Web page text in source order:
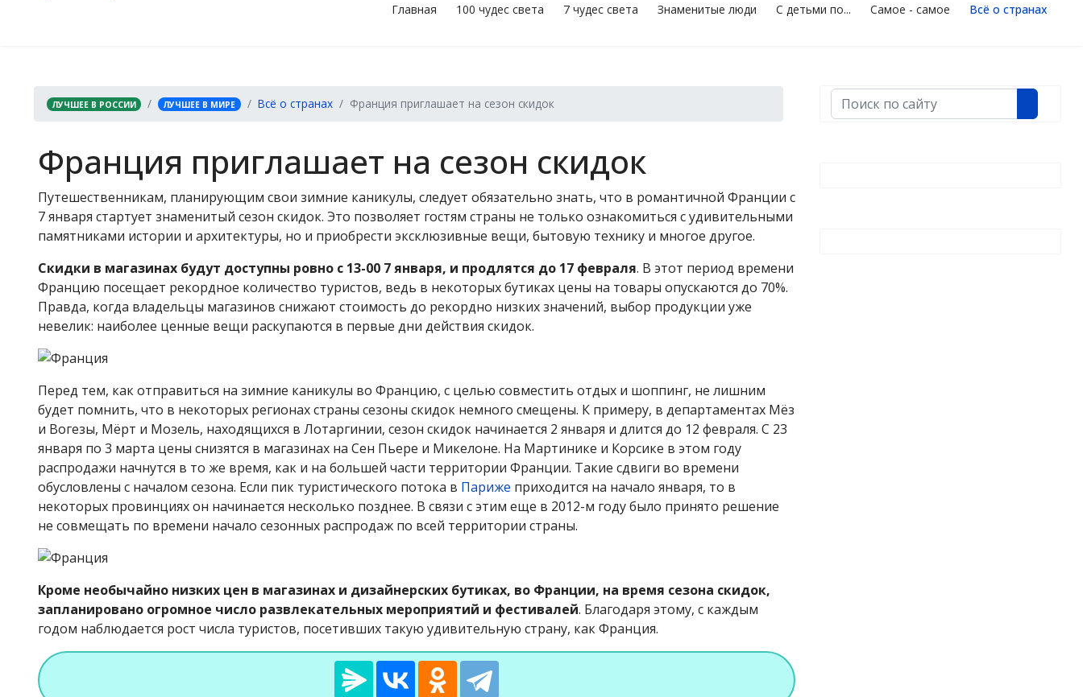
Главная 100 чудес света 7 чудес света Знаменитые люди С детьми по... Самое - самое Всё о странах
ЛУЧШЕЕ В РОССИИ ЛУЧШЕЕ В МИРЕ Всё о странах Франция приглашает на сезон скидок
Франция приглашает на сезон скидок
Путешественникам, планирующим свои зимние каникулы, следует обязательно знать, что в романтичной Франции с
7 января стартует знаменитый сезон скидок. Это позволяет гостям страны не только ознакомиться с удивительными
памятниками истории и архитектуры, но и приобрести эксклюзивные вещи, бытовую технику и многое другое.
Скидки в магазинах будут доступны ровно с 13-00 7 января, и продлятся до 17 февраля. В этот период времени
Францию посещает рекордное количество туристов, ведь в некоторых бутиках цены на товары опускаются до 70%.
Правда, когда владельцы магазинов снижают стоимость до рекордно низких значений, выбор продукции уже
невелик: наиболее ценные вещи раскупаются в первые дни действия скидок.
Перед тем, как отправиться на зимние каникулы во Францию, с целью совместить отдых и шоппинг, не лишним
будет помнить, что в некоторых регионах страны сезоны скидок немного смещены. К примеру, в департаментах Мёз
и Вогезы, Мёрт и Мозель, находящихся в Лотаргинии, сезон скидок начинается 2 января и длится до 12 февраля. С 23
января по 3 марта цены снизятся в магазинах на Сен Пьере и Микелоне. На Мартинике и Корсике в этом году
распродажи начнутся в то же время, как и на большей части территории Франции. Такие сдвиги во времени
обусловлены с началом сезона. Если пик туристического потока в Париже приходится на начало января, то в
некоторых провинциях он начинается несколько позднее. В связи с этим еще в 2012-м году было принято решение
не совмещать по времени начало сезонных распродаж по всей территории страны.
Кроме необычайно низких цен в магазинах и дизайнерских бутиках, во Франции, на время сезона скидок,
запланировано огромное число развлекательных мероприятий и фестивалей. Благодаря этому, с каждым
годом наблюдается рост числа туристов, посетивших такую удивительную страну, как Франция.
Поиск